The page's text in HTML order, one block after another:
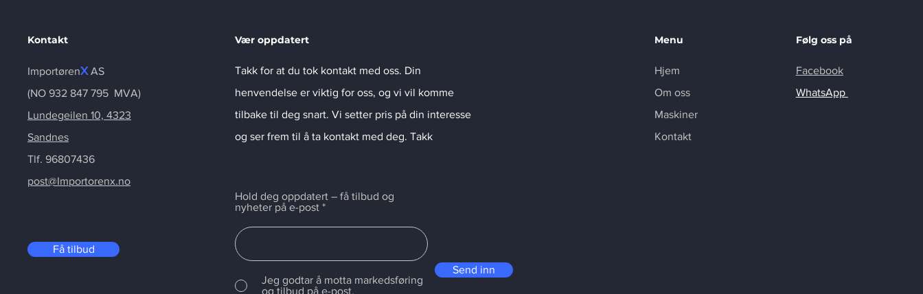
Kontakt
ImportørenXAS
(NO 932 847 795 MVA)
Lundegeilen 10, 4323
Sandnes
Tlf. 96807436
post@Importorenx.no
Få tilbud
Vær oppdatert
Takk for at du tok kontakt med oss. Din
henvendelse er viktig for oss, og vi vil komme
tilbake til deg snart. Vi setter pris på din interesse
og ser frem til å ta kontakt med deg. Takk
Hold deg oppdatert – få tilbud og
nyheter på e-post
Jeg godtar å motta markedsføring
og tilbud på e-post.
Send inn
Menu
Hjem
Om oss
Maskiner
Kontakt
Følg oss på
Facebook
WhatsApp